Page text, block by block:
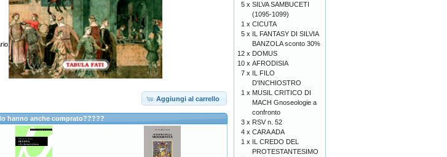
Aggiungi al carrello
hanno anche comprato?????
5 x SILVA SAMBUCETI
(1095-1099)
1 x CICUTA
5 x IL FANTASY DI SILVIA
BANZOLA sconto 30%
12 x DOMUS
10 x AFRODISIA
7 x IL FILO
D'INCHIOSTRO
1 x MUSIL CRITICO DI
MACH Gnoseologie a
confronto
3 x RSV n. 52
4 x CARA ADA
1 x IL CREDO DEL
PROTESTANTESIMO